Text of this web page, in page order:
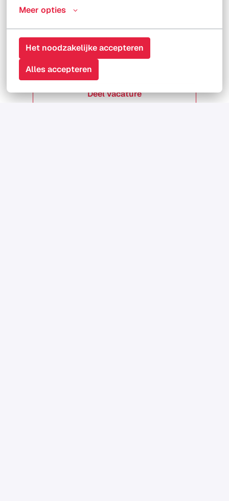
Meer opties
Het noodzakelijke accepteren
Alles accepteren
Apply with Indeed onbeschikbaar
Cookies bijwerken
Deel vacature